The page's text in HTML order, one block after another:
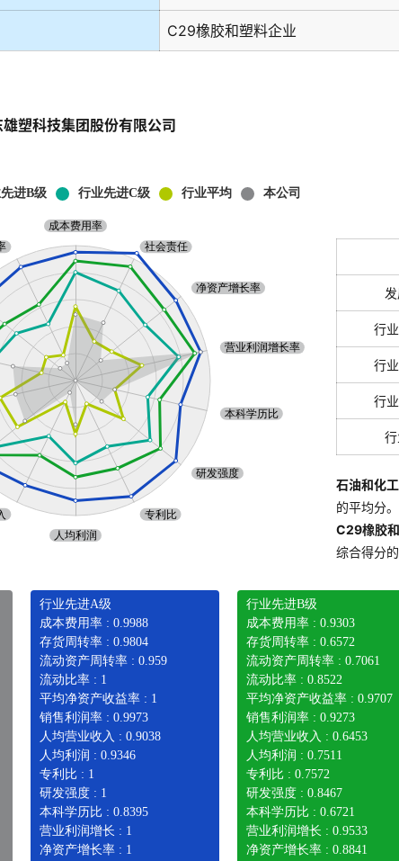
C29橡胶和塑料企业
雄塑科技集团股份有限公司
行
行
行
石油和化
的平均分。
C29橡胶
综合得分的
行业先进A级
成本费用率 : 0.9988
存货周转率 : 0.9804
流动资产周转率 : 0.959
流动比率 : 1
平均净资产收益率 : 1
销售利润率 : 0.9973
人均营业收入 : 0.9038
人均利润 : 0.9346
专利比 : 1
研发强度 : 1
本科学历比 : 0.8395
营业利润增长 : 1
净资产增长率 : 1
行业先进B级
成本费用率 : 0.9303
存货周转率 : 0.6572
流动资产周转率 : 0.7061
流动比率 : 0.8522
平均净资产收益率 : 0.9707
销售利润率 : 0.9273
人均营业收入 : 0.6453
人均利润 : 0.7511
专利比 : 0.7572
研发强度 : 0.8467
本科学历比 : 0.6721
营业利润增长 : 0.9533
净资产增长率 : 0.8841